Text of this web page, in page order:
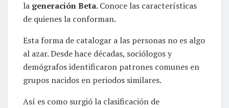
la generación Beta. Conoce las características
de quienes la conforman.
Esta forma de catalogar a las personas no es algo
al azar. Desde hace décadas, sociólogos y
demógrafos identificaron patrones comunes en
grupos nacidos en periodos similares.
Así es como surgió la clasificación de